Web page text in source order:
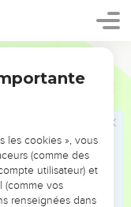
comme moi,
demandas à
congrégation,
l'Éternel, mon Dieu,
qu'ils ont dit.
toi, du milieu de
les cookies », vous
(comme des
utilisateur) et
(comme vos
renseignées dans